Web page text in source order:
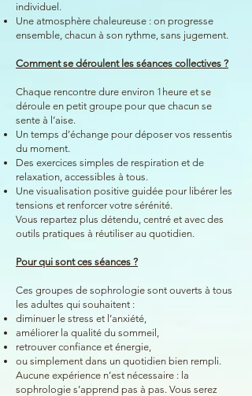
individuel.
Une atmosphère chaleureuse : on progresse
ensemble, chacun à son rythme, sans jugement.
Comment se déroulent les séances collectives ?
Chaque rencontre dure environ 1heure et se
déroule en petit groupe pour que chacun se
sente à l’aise.
Un temps d’échange pour déposer vos ressentis
du moment.
Des exercices simples de respiration et de
relaxation, accessibles à tous.
Une visualisation positive guidée pour libérer les
tensions et renforcer votre sérénité.
Vous repartez plus détendu, centré et avec des
outils pratiques à réutiliser au quotidien.
Pour qui sont ces séances ?
Ces groupes de sophrologie sont ouverts à tous
les adultes qui souhaitent :
diminuer le stress et l’anxiété,
améliorer la qualité du sommeil,
retrouver confiance et énergie,
ou simplement dans un quotidien bien rempli.
Aucune expérience n’est nécessaire : la
sophrologie s’apprend pas à pas. Vous serez